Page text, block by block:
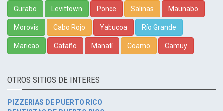
Gurabo Levittown Ponce Salinas Maunabo
Morovis Cabo Rojo Yabucoa Río Grande
Maricao Cataño Manatí Coamo Camuy
OTROS SITIOS DE INTERES
PIZZERIAS DE PUERTO RICO